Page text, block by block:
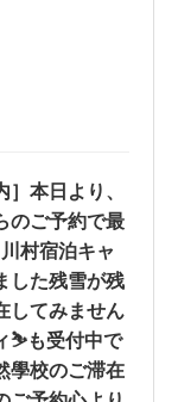
］本日より、
のご予約で最
村宿泊キャ
した残雪が残
してみません
⛷も受付中で
學校のご滞在